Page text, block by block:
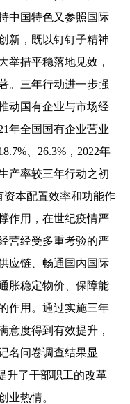
中国特色又参照国际
新，既以钉钉子精神
举措平稳落地见效，
。三年行动进一步强
动国有企业与市场经
年全国国有企业营业
、26.3%，2022年
产率较三年行动之初
资本配置效率和功能作
作用，在世纪疫情严
营经受多重考验的严
应链、畅通国内国际
胀稳定物价、保障能
作用。通过实施三年
意度得到有效提升，
名问卷调查结果显
升了干部职工的改革
业热情。